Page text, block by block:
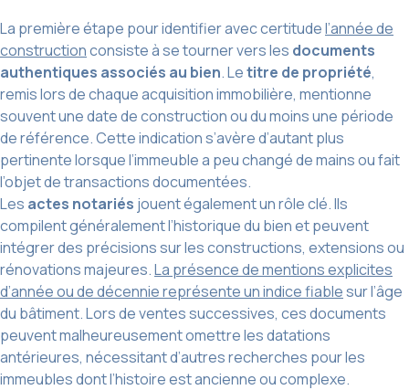
La première étape pour identifier avec certitudel’année de
constructionconsiste à se tourner vers les documents
authentiques associés au bien. Letitre de propriété,
remis lors de chaque acquisition immobilière, mentionne
souvent une date de construction ou du moins une période
de référence. Cette indication s’avère d’autant plus
pertinente lorsque l’immeuble a peu changé de mains ou fait
l’objet de transactions documentées.
Les actes notariés jouent également un rôle clé. Ils
compilent généralement l’historique du bien et peuvent
intégrer des précisions sur les constructions, extensions ou
rénovations majeures.La présence de mentions explicites
d’année ou de décennie représente un indice fiablesur l’âge
du bâtiment. Lors de ventes successives, ces documents
peuvent malheureusement omettre les datations
antérieures, nécessitant d’autres recherches pour les
immeubles dont l’histoire est ancienne ou complexe.